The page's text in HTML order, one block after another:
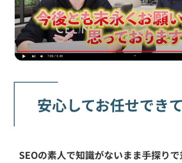
安心してお任せでき
SEOの素人で知識がないまま手探り